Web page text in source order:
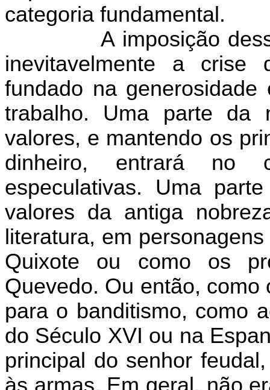
categoria fundamental.
A imposição
inevitavelmente a crise
fundado na
trabalho. Uma parte da
valores, e mantendo os
dinheiro, entrará no
especulativas. Uma
valores da antiga
literatura, em
Quixote ou como os
Quevedo. Ou então,
para o banditismo, como
do Século XVI ou na
principal do senhor
às armas. Em geral, não